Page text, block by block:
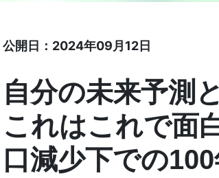
公開日：2024年09月12日
自分の未来予測
これはこれで面
口減少下での